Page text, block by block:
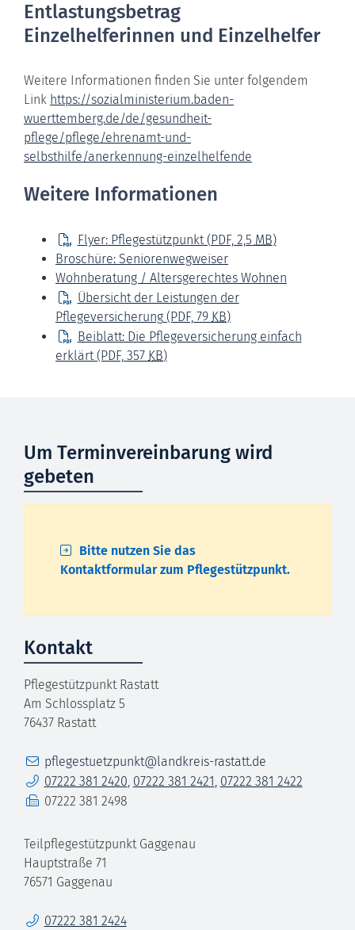
Entlastungsbetrag
Einzelhelferinnen und Einzelhelfer
Weitere Informationen finden Sie unter folgendem
Link https://sozialministerium.baden-
wuerttemberg.de/de/gesundheit-
pflege/pflege/ehrenamt-und-
selbsthilfe/anerkennung-einzelhelfende
Weitere Informationen
Flyer: Pflegestützpunkt(PDF, 2,5 MB)
Broschüre: Seniorenwegweiser
Wohnberatung / Altersgerechtes Wohnen
Übersicht der Leistungen der
Pflegeversicherung (PDF, 79 KB)
Beiblatt: Die Pflegeversicherung einfach
erklärt(PDF, 357 KB)
Um Terminvereinbarung wird
gebeten
Bitte nutzen Sie das
Kontaktformular zum Pflegestützpunkt.
Kontakt
Pflegestützpunkt Rastatt
Am Schlossplatz 5
76437 Rastatt
E-Mailpflegestuetzpunkt@landkreis-rastatt.de
Telefon07222 381 2420, 07222 381 2421 , 07222 381 2422
Fax 07222 381 2498
Teilpflegestützpunkt Gaggenau
Hauptstraße 71
76571 Gaggenau
Telefon07222 381 2424